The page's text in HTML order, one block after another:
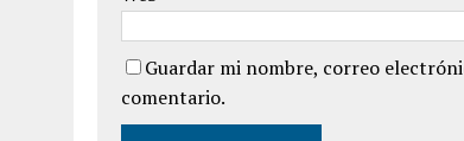
Guardar mi nombre, correo
comentario.